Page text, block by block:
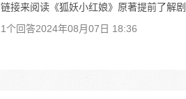
链接来阅读《狐妖小红娘》原著提前了解
1个回答2024年08月07日 18:36